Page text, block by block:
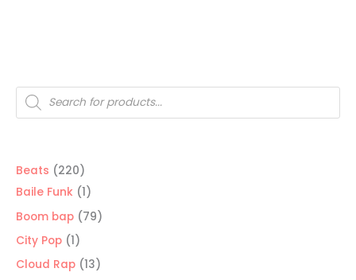
Búsqueda
de
productos
Beats 220220
productos
Baile Funk 11
producto
Boom bap 7979
City Pop 11
producto
Cloud Rap 1313